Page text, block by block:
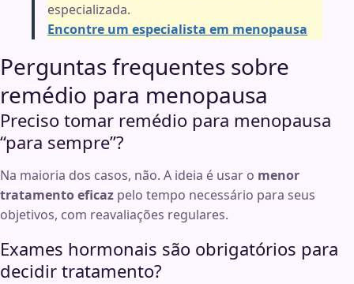
especializada.
Encontre um especialista em menopausa
Perguntas frequentes sobre
remédio para menopausa
Preciso tomar remédio para menopausa
“para sempre”?
Na maioria dos casos, não. A ideia é usar o menor
tratamento eficaz pelo tempo necessário para seus
objetivos, com reavaliações regulares.
Exames hormonais são obrigatórios para
decidir tratamento?